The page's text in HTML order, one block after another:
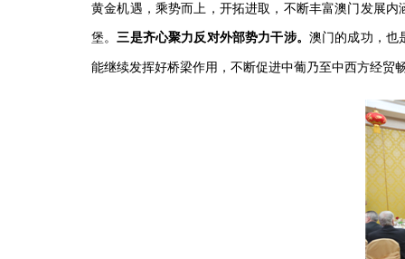
黄金机遇，乘势而上，开拓进取，不断丰富澳门发展
堡。 三是齐心聚力反对外部势力干涉。 澳门的成功，也
能继续发挥好桥梁作用，不断促进中葡乃至中西方经贸